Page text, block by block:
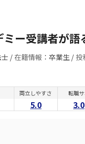
ミー受講者が
/ 在籍情報： 卒業生 / 投
両立しやすさ
5.0
転職
3.0